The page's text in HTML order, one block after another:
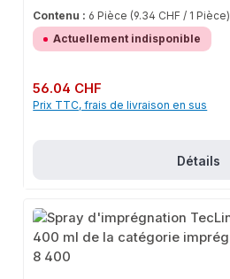
Contenu : 6 Pièce (9.34 CHF / 1 Pièce)
Actuellement indisponible
Prix régulier :
56.04 CHF
Prix TTC, frais de livraison en sus
Détails